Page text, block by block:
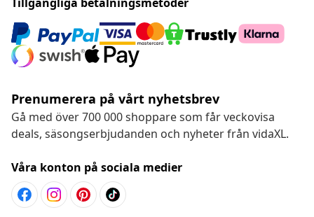
Prenumerera på vårt nyhetsbrev
Gå med över 700 000 shoppare som får veckovisa
deals, säsongserbjudanden och nyheter från vidaXL.
Våra konton på sociala medier